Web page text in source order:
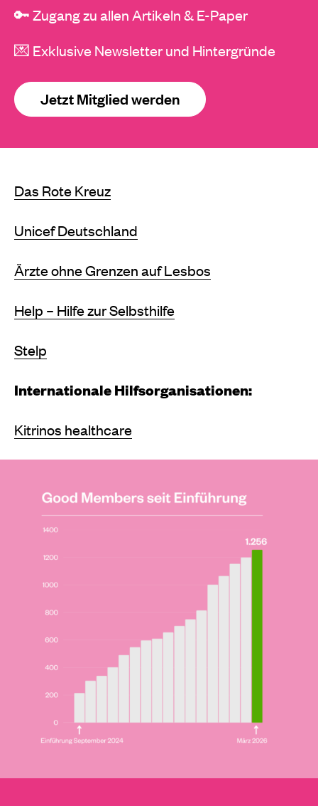
🔑 Zugang zu allen Artikeln & E-Paper
💌 Exklusive Newsletter und Hintergründe
Jetzt Mitglied werden
Das Rote Kreuz
Unicef Deutschland
Ärzte ohne Grenzen auf Lesbos
Help – Hilfe zur Selbsthilfe
Stelp
Internationale Hilfsorganisationen:
Kitrinos healthcare